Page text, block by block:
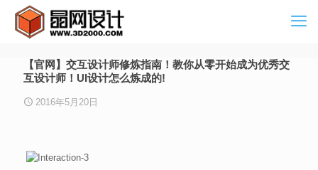
【官网】交互设计师修炼指南！教你从零开始成为优秀交
互设计师！UI设计怎么炼成的!
2016年5月20日